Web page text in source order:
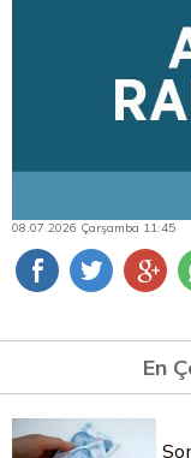
08.07.2026 Çarşamba 11:45
En